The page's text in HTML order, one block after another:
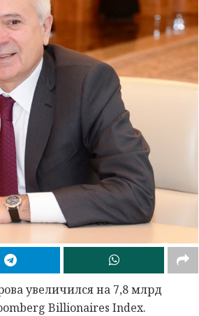
увеличился на 7,8 млрд
Billionaires Index.